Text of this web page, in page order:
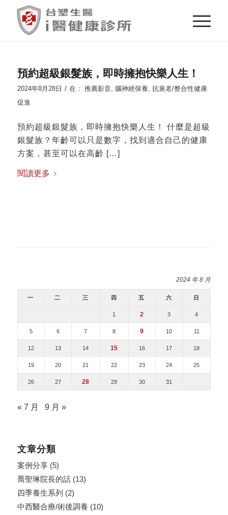
預約超級銀髮族，即時擁抱快樂人生！
2024年8月28日 / 在： 推薦影音, 腦神經保養, 抗衰老/整合性健康
促進
預約超級銀髮族，即時擁抱快樂人生！ 什麼是超級
銀髮族？年齡可以只是數字，找到適合自己的健康
方案，甚至可以在高齡 […]
閱讀更多
2024 年 8 月
一 二 三 四 五 六 日
1 2 3 4
5 6 7 8 9 10 11
12 13 14 15 16 17 18
19 20 21 22 23 24 25
26 27 28 29 30 31
« 7 月 9 月 »
文章分類
案例分享(5)
喬聖琳院長的話(13)
四季養生系列 (2)
中西醫合療/術後調養 (10)